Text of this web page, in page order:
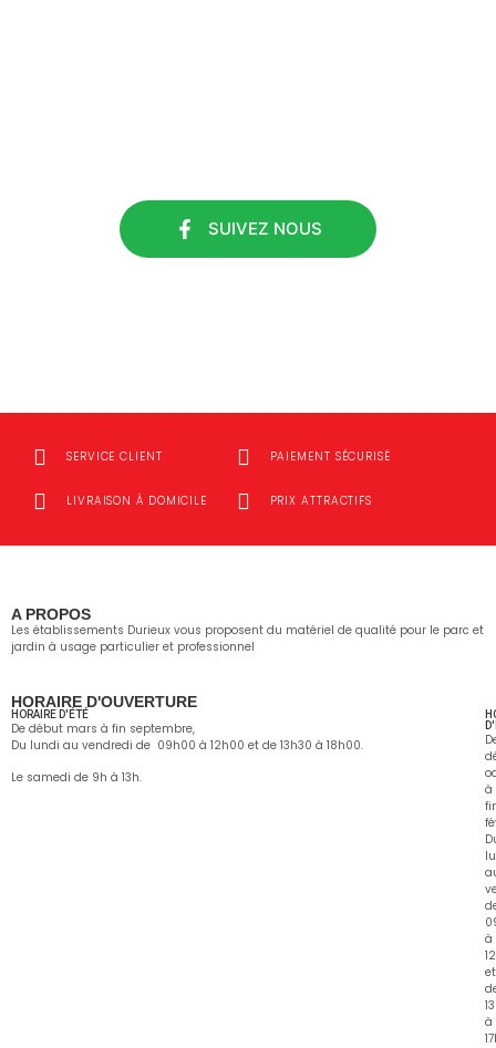
SUIVEZ NOUS
SERVICE CLIENT PAIEMENT SÉCURISÉ
LIVRAISON À DOMICILE PRIX ATTRACTIFS
A PROPOS
Les établissements Durieux vous proposent du matériel de qualité pour le parc et
jardin à usage particulier et professionnel
HORAIRE D'OUVERTURE
HORAIRE D'ÉTÉ
De début mars à fin septembre,
Du lundi au vendredi de 09h00 à 12h00 et de 13h30 à 18h00.
Le samedi de 9h à 13h.
à
à
et
à